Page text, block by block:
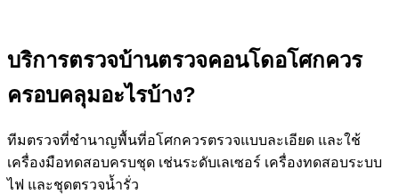
บริการตรวจบ้านตรวจคอนโดอโศกควร
ครอบคลุมอะไรบ้าง?
ทีมตรวจที่ชำนาญพื้นที่อโศกควรตรวจแบบละเอียด และใช้
เครื่องมือทดสอบครบชุด เช่นระดับเลเซอร์ เครื่องทดสอบระบบ
ไฟ และชุดตรวจน้ำรั่ว